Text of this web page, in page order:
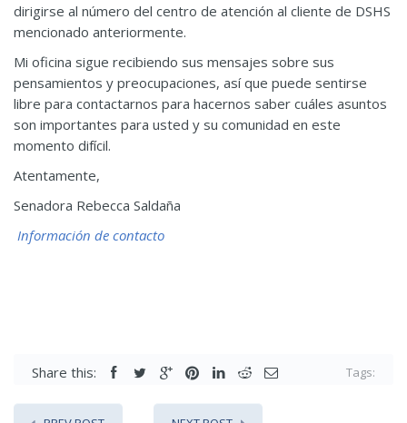
dirigirse al número del centro de atención al cliente de DSHS
mencionado anteriormente.
Mi oficina sigue recibiendo sus mensajes sobre sus
pensamientos y preocupaciones, así que puede sentirse
libre para contactarnos para hacernos saber cuáles asuntos
son importantes para usted y su comunidad en este
momento difícil.
Atentamente,
Senadora Rebecca Saldaña
Información de contacto
Share this: Tags: